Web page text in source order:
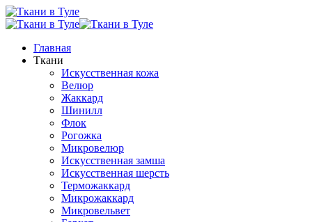
Главная
Ткани
Искусственная кожа
Велюр
Жаккард
Шинилл
Флок
Рогожка
Микровелюр
Искусственная замша
Искусственная шерсть
Терможаккард
Микрожаккард
Микровельвет